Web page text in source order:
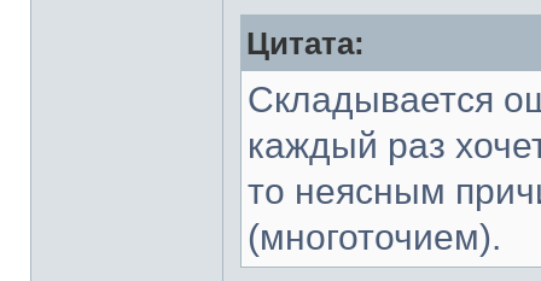
Цитата:
Складывается
каждый раз
то неясным
(многоточием).